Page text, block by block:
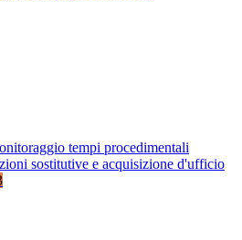
tempi procedimentali
sostitutive e acquisizione d'ufficio